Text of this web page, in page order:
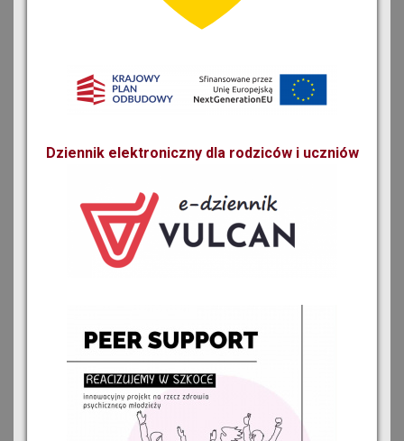
Dziennik elektroniczny dla rodziców i uczniów